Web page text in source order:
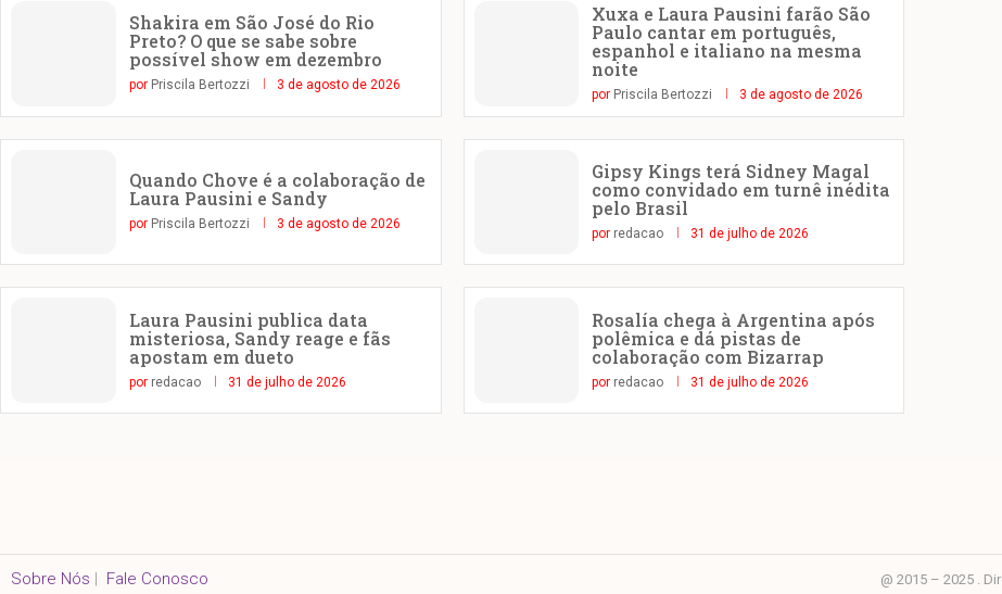
Shakira em São José do Rio
Preto? O que se sabe sobre
possível show em dezembro
por Priscila Bertozzi 3 de agosto de 2026
Xuxa e Laura Pausini farão São
Paulo cantar em português,
espanhol e italiano na mesma
noite
por Priscila Bertozzi 3 de agosto de 2026
Quando Chove é a colaboração de
Laura Pausini e Sandy
por Priscila Bertozzi 3 de agosto de 2026
Gipsy Kings terá Sidney Magal
como convidado em turnê inédita
pelo Brasil
por redacao 31 de julho de 2026
Laura Pausini publica data
misteriosa, Sandy reage e fãs
apostam em dueto
por redacao 31 de julho de 2026
Rosalía chega à Argentina após
polêmica e dá pistas de
colaboração com Bizarrap
por redacao 31 de julho de 2026
Sobre Nós Fale Conosco @ 2015 – 2025 .